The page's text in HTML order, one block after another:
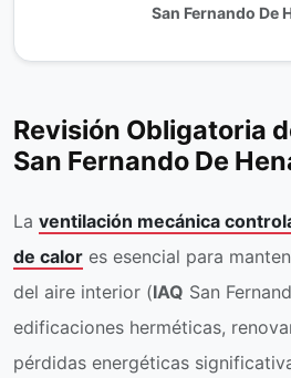
San Fernando De
Revisión Obligatoria
San Fernando De
La ventilación mecánica
de calor es esencial para
del aire interior (IAQ San
edificaciones herméticas,
pérdidas energéticas